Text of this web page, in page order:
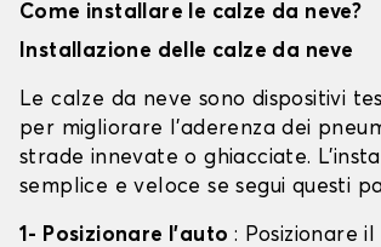
Come installare le calze da neve?
Installazione delle calze da neve
Le calze da neve sono dispositivi
per migliorare l'aderenza dei
strade innevate o ghiacciate.
semplice e veloce se segui questi
1- Posizionare l'auto : Posizionare